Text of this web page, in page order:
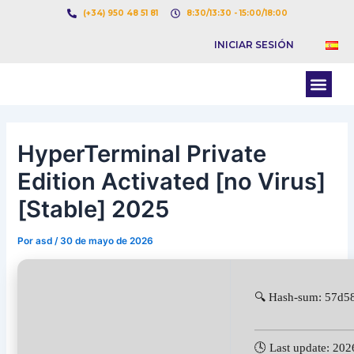
(+34) 950 48 51 81 8:30/13:30 - 15:00/18:00
INICIAR SESIÓN
HyperTerminal Private
Edition Activated [no Virus]
[Stable] 2025
Porasd /30 de mayo de 2026
🔍 Hash-sum:
🕓 Last update:
Navegación